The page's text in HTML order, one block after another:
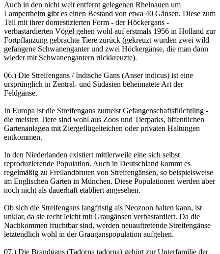
Auch in den nicht weit entfernt gelegenen Rheinauen um
Lampertheim gibt es einen Bestand von etwa 40 Gänsen. Diese zum
Teil mit ihrer domestizierten Form - der Höckergans -
verbastardierten Vögel gehen wohl auf erstmals 1956 in Holland zur
Fortpflanzung gebrachte Tiere zurück (gekreuzt wurden zwei wild
gefangene Schwanenganter und zwei Höckergänse, die man dann
wieder mit Schwanengantern rückkreuzte).
06.) Die Streifengans / Indische Gans (Anser indicus) ist eine
ursprünglich in Zentral- und Südasien beheimatete Art der
Feldgänse.
In Europa ist die Streifengans zumeist Gefangenschaftsflüchtling -
die meisten Tiere sind wohl aus Zoos und Tierparks, öffentlichen
Gartenanlagen mit Ziergeflügelteichen oder privaten Haltungen
entkommen.
In den Niederlanden existiert mittlerweile eine sich selbst
reproduzierende Population. Auch in Deutschland kommt es
regelmäßig zu Freilandbruten von Streifengänsen, so beispielsweise
im Englischen Garten in München. Diese Populationen werden aber
noch nicht als dauerhaft etabliert angesehen.
Ob sich die Streifengans langfristig als Neozoon halten kann, ist
unklar, da sie recht leicht mit Graugänsen verbastardiert. Da die
Nachkommen fruchtbar sind, werden neuauftretende Streifengänse
letztendlich wohl in der Grauganspopulation aufgehen.
07.) Die Brandgans (Tadorna tadorna) gehört zur Unterfamilie der